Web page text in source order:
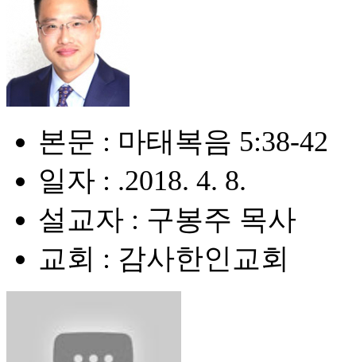
본문 : 마태복음 5:38-42
일자 : .2018. 4. 8.
설교자 : 구봉주 목사
교회 : 감사한인교회